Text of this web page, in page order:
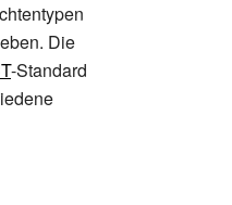
Die
-Standard